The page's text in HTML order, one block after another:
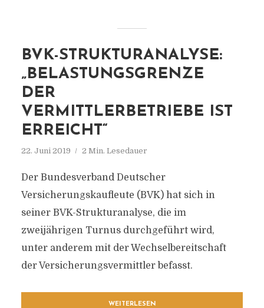
BVK-STRUKTURANALYSE:
„BELASTUNGSGRENZE
DER
VERMITTLERBETRIEBE IST
ERREICHT“
22. Juni 2019 2 Min. Lesedauer
Der Bundesverband Deutscher
Versicherungskaufleute (BVK) hat sich in
seiner BVK-Strukturanalyse, die im
zweijährigen Turnus durchgeführt wird,
unter anderem mit der Wechselbereitschaft
der Versicherungsvermittler befasst.
WEITERLESEN